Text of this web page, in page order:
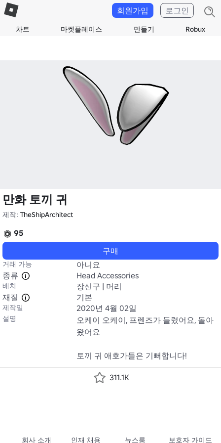
차트 마켓플레이스 만들기 Robux
회원가입 로그인
만화 토끼 귀
제작: TheShipArchitect
95
구매
거래 가능
아니요
종류
Head Accessories
배치
장신구 | 머리
재질
기본
제작일 2020년 4월 02일
설명
오케이 오케이, 프렌즈가 들렸어요, 돌아
왔어요
토끼 귀 애호가들은 기뻐합니다!
311.1K
회사 소개 인재 채용 뉴스룸 보호자 가이드